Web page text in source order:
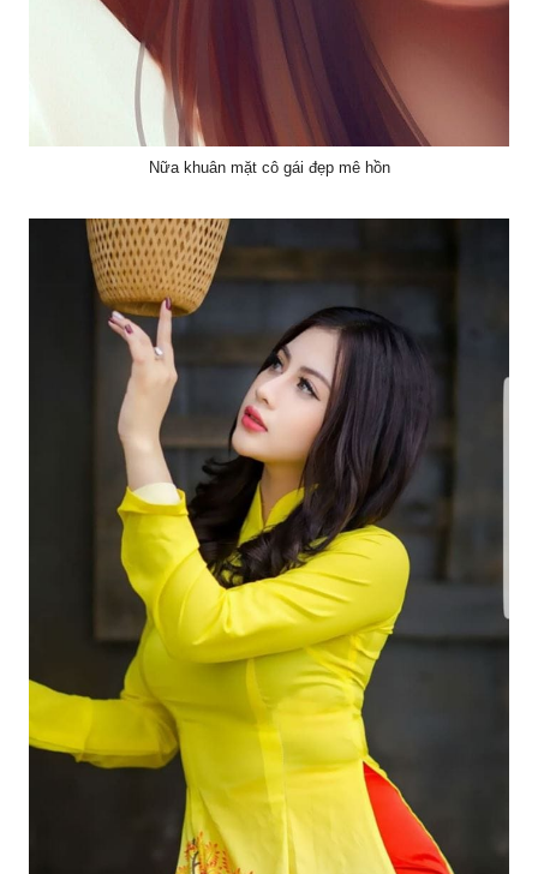
Nữa khuân mặt cô gái đẹp mê hồn